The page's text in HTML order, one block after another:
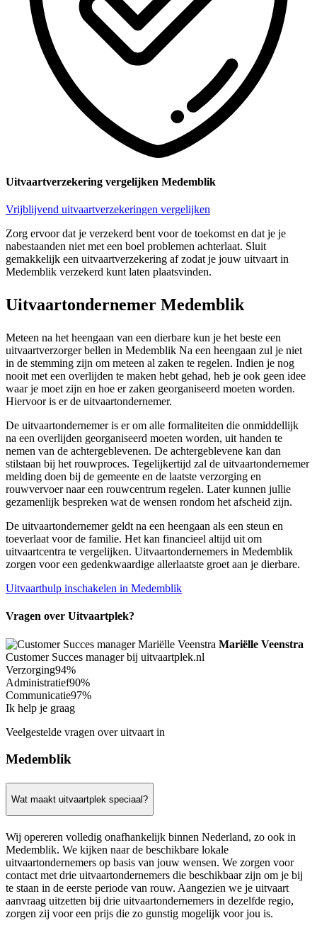
Uitvaartverzekering vergelijken Medemblik
Vrijblijvend uitvaartverzekeringen vergelijken
Zorg ervoor dat je verzekerd bent voor de toekomst en dat je je
nabestaanden niet met een boel problemen achterlaat. Sluit
gemakkelijk een uitvaartverzekering af zodat je jouw uitvaart in
Medemblik verzekerd kunt laten plaatsvinden.
Uitvaartondernemer Medemblik
Meteen na het heengaan van een dierbare kun je het beste een
uitvaartverzorger bellen in Medemblik Na een heengaan zul je niet
in de stemming zijn om meteen al zaken te regelen. Indien je nog
nooit met een overlijden te maken hebt gehad, heb je ook geen idee
waar je moet zijn en hoe er zaken georganiseerd moeten worden.
Hiervoor is er de uitvaartondernemer.
De uitvaartondernemer is er om alle formaliteiten die onmiddellijk
na een overlijden georganiseerd moeten worden, uit handen te
nemen van de achtergeblevenen. De achtergeblevene kan dan
stilstaan bij het rouwproces. Tegelijkertijd zal de uitvaartondernemer
melding doen bij de gemeente en de laatste verzorging en
rouwvervoer naar een rouwcentrum regelen. Later kunnen jullie
gezamenlijk bespreken wat de wensen rondom het afscheid zijn.
De uitvaartondernemer geldt na een heengaan als een steun en
toeverlaat voor de familie. Het kan financieel altijd uit om
uitvaartcentra te vergelijken. Uitvaartondernemers in Medemblik
zorgen voor een gedenkwaardige allerlaatste groet aan je dierbare.
Uitvaarthulp inschakelen in Medemblik
Vragen over Uitvaartplek?
Mariëlle Veenstra
Customer Succes manager bij uitvaartplek.nl
Verzorging94%
Administratief90%
Communicatie97%
Ik help je graag
Veelgestelde vragen over uitvaart in
Medemblik
Wat maakt uitvaartplek speciaal?
Wij opereren volledig onafhankelijk binnen Nederland, zo ook in
Medemblik. We kijken naar de beschikbare lokale
uitvaartondernemers op basis van jouw wensen. We zorgen voor
contact met drie uitvaartondernemers die beschikbaar zijn om je bij
te staan in de eerste periode van rouw. Aangezien we je uitvaart
aanvraag uitzetten bij drie uitvaartondernemers in dezelfde regio,
zorgen zij voor een prijs die zo gunstig mogelijk voor jou is.